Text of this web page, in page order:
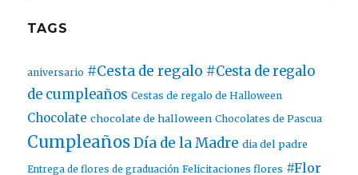
TAGS
aniversario #Cesta de regalo #Cesta de regalo
de cumpleaños Cestas de regalo de Halloween
Chocolate chocolate de halloween Chocolates de Pascua
Cumpleaños Día de la Madre dia del padre
Entrega de flores de graduación Felicitaciones flores #Flor